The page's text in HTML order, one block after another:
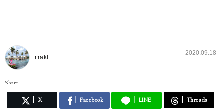
maki
2020.09.18
Share
X Facebook LINE Threads